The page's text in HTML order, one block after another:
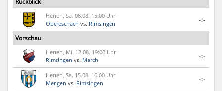
Herren, Sa. 08.08. 15:00 Uhr
Obereschach vs. Rimsingen
-:-
Vorschau
Herren, Mi. 12.08. 19:00 Uhr
Rimsingen vs. March
-:-
Herren, Sa. 15.08. 16:00 Uhr
Mengen vs. Rimsingen
-:-